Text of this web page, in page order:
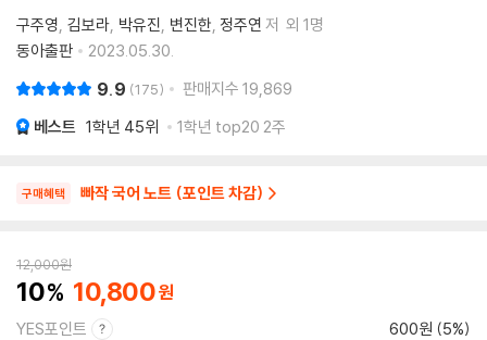
구주영 김보라 박유진 변진한 정주연 저 외 1명
동아출판
2023.05.30.
9.9 175 판매지수 19,869
베스트 1학년 45위 1학년 top20 2주
구매혜택 빠작 국어 노트 (포인트 차감)
12,000원
10 10,800
YES포인트 600원 (5%)